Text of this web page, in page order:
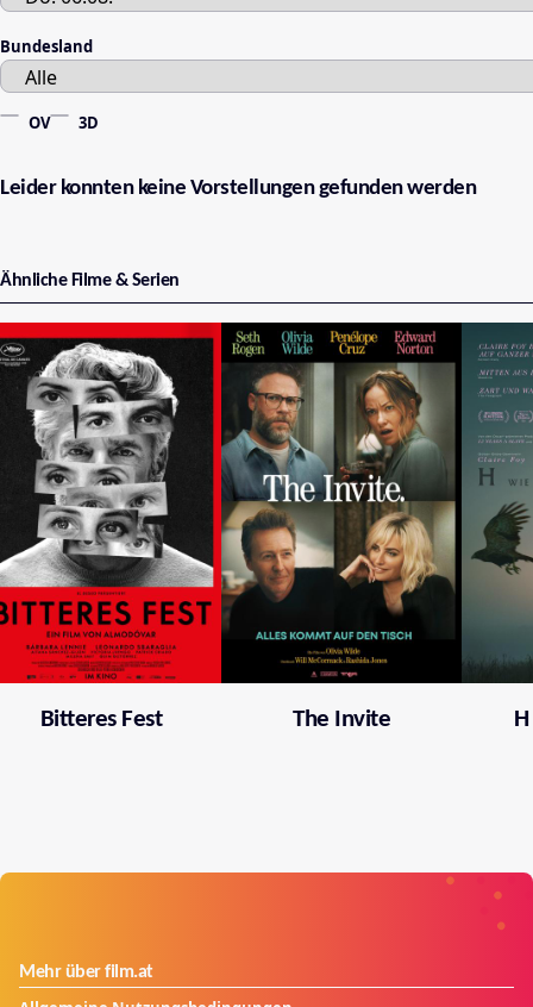
Bundesland
OV 3D
Leider konnten keine Vorstellungen gefunden werden
Ähnliche Filme & Serien
Bitteres Fest The Invite
Mehr über film.at